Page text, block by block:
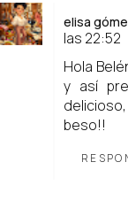
elisa
las 22:52
Hola
y así
beso!!